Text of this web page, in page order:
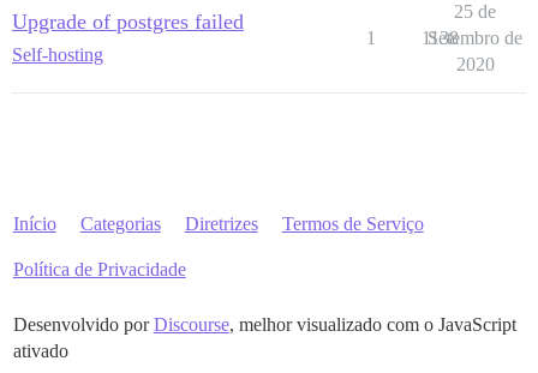
Upgrade of postgres failed
Self-hosting
1 1138
25 de
Setembro de
2020
Início Categorias Diretrizes Termos de Serviço
Política de Privacidade
Desenvolvido porDiscourse, melhor visualizado com o JavaScript
ativado